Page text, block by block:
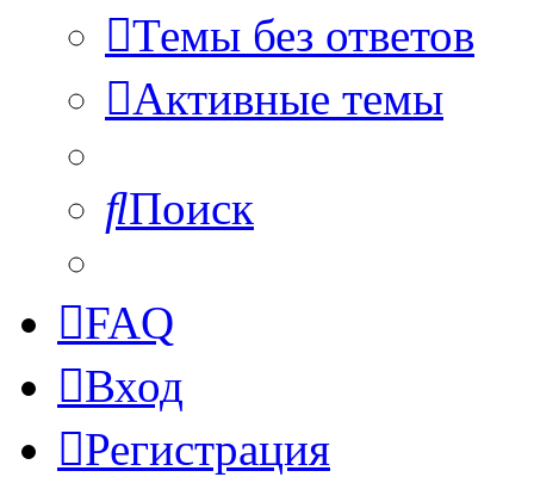
Темы без ответов
Активные темы
Поиск
FAQ
Вход
Регистрация